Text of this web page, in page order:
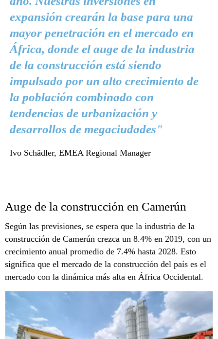
expansión crearán la base para una
mayor penetración en el mercado en
África, donde el auge de la industria
de la construcción está siendo
impulsado por un alto crecimiento de
la población combinado con
tendencias de urbanización y
desarrollos de megaciudades"
Ivo Schädler, EMEA Regional Manager
Auge de la construcción en Camerún
Según las previsiones, se espera que la industria de la
construcción de Camerún crezca un 8.4% en 2019, con un
crecimiento anual promedio de 7.4% hasta 2028. Esto
significa que el mercado de la construcción del país es el
mercado con la dinámica más alta en África Occidental.